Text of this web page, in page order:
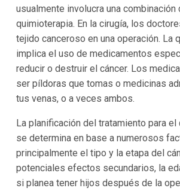
usualmente involucra una combinación
quimioterapia. En la cirugía, los
tejido canceroso en una operación. La
implica el uso de medicamentos
reducir o destruir el cáncer. Los
ser píldoras que tomas o medicinas
tus venas, o a veces ambos.
La planificación del tratamiento para el
se determina en base a numerosos
principalmente el tipo y la etapa del
potenciales efectos secundarios, la
si planea tener hijos después de la